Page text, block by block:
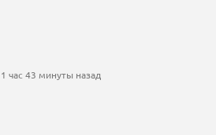
час 43 минуты назад